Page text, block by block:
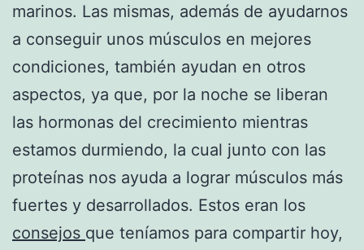
marinos. Las mismas, además de ayudarnos
a conseguir unos músculos en mejores
condiciones, también ayudan en otros
aspectos, ya que, por la noche se liberan
las hormonas del crecimiento mientras
estamos durmiendo, la cual junto con las
proteínas nos ayuda a lograr músculos más
fuertes y desarrollados. Estos eran los
consejos que teníamos para compartir hoy,